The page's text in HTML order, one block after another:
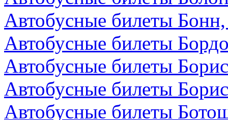
Автобусные билеты
Автобусные билеты
Автобусные билеты
Автобусные билеты
Автобусные билеты